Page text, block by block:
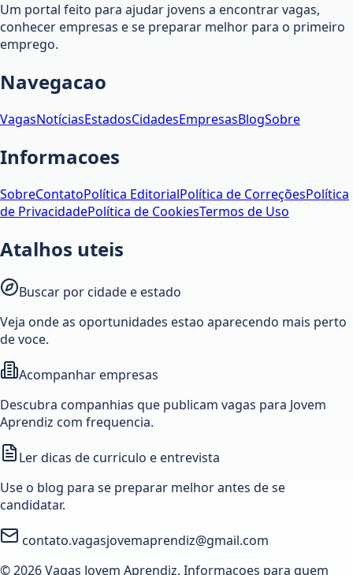
Um portal feito para ajudar jovens a encontrar vagas,
conhecer empresas e se preparar melhor para o primeiro
emprego.
Navegacao
VagasNotíciasEstadosCidadesEmpresasBlogSobre
Informacoes
SobreContatoPolítica EditorialPolítica de CorreçõesPolítica
de PrivacidadePolítica de CookiesTermos de Uso
Atalhos uteis
Buscar por cidade e estado
Veja onde as oportunidades estao aparecendo mais perto
de voce.
Acompanhar empresas
Descubra companhias que publicam vagas para Jovem
Aprendiz com frequencia.
Ler dicas de curriculo e entrevista
Use o blog para se preparar melhor antes de se
candidatar.
contato.vagasjovemaprendiz@gmail.com
© 2026 Vagas Jovem Aprendiz. Informacoes para quem